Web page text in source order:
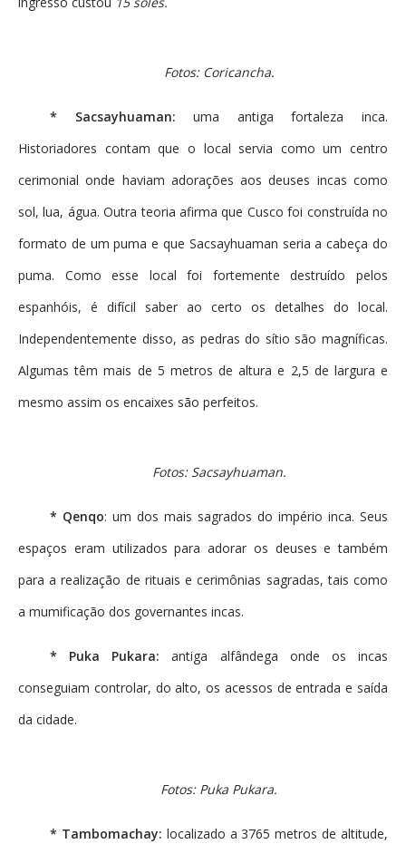
Fotos: Coricancha.
* Sacsayhuaman: uma antiga fortaleza inca.
Historiadores contam que o local servia como um centro
cerimonial onde haviam adorações aos deuses incas como
sol, lua, água. Outra teoria afirma que Cusco foi construída no
formato de um puma e que Sacsayhuaman seria a cabeça do
puma. Como esse local foi fortemente destruído pelos
espanhóis, é difícil saber ao certo os detalhes do local.
Independentemente disso, as pedras do sítio são magníficas.
Algumas têm mais de 5 metros de altura e 2,5 de largura e
mesmo assim os encaixes são perfeitos.
Fotos: Sacsayhuaman.
* Qenqo: um dos mais sagrados do império inca. Seus
espaços eram utilizados para adorar os deuses e também
para a realização de rituais e cerimônias sagradas, tais como
a mumificação dos governantes incas.
* Puka Pukara:antiga alfândega onde os incas
conseguiam controlar, do alto, os acessos de entrada e saída
da cidade.
Fotos: Puka Pukara.
* Tambomachay: localizado a 3765 metros de altitude,